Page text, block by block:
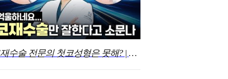
코재수술 전문의 첫코성형은 못해? | 그게 사실은